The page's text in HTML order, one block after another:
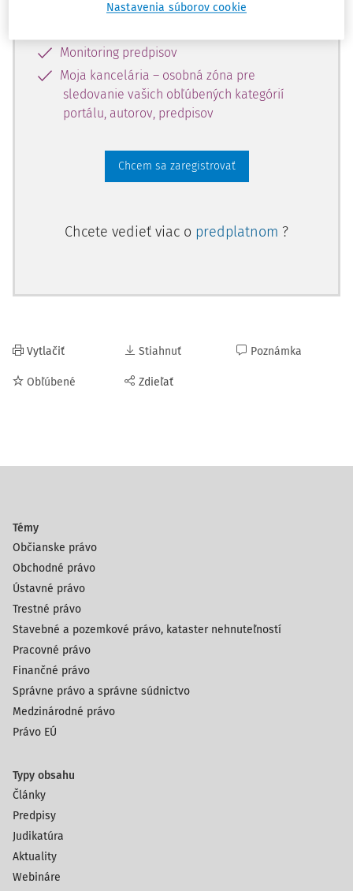
Monitoring predpisov
Moja kancelária – osobná zóna pre
sledovanie vašich obľúbených kategórií
portálu, autorov, predpisov
Chcem sa zaregistrovať
Chcete vedieť viac o predplatnom ?
Vytlačiť
Obľúbené
Stiahnuť
Zdieľať
Poznámka
Témy
Občianske právo
Obchodné právo
Ústavné právo
Trestné právo
Stavebné a pozemkové právo, kataster nehnuteľností
Pracovné právo
Finančné právo
Správne právo a správne súdnictvo
Medzinárodné právo
Právo EÚ
Typy obsahu
Články
Predpisy
Judikatúra
Aktuality
Webináre
Nastavenia súborov cookie